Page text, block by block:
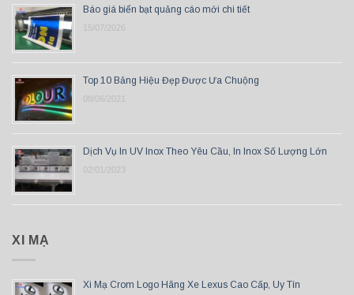
Báo giá biển bạt quảng cáo mới chi tiết
15/07/2026
Top 10 Bảng Hiệu Đẹp Được Ưa Chuộng
08/06/2021
Dịch Vụ In UV Inox Theo Yêu Cầu, In Inox Số Lượng Lớn
02/01/2023
XI MẠ
Xi Mạ Crom Logo Hãng Xe Lexus Cao Cấp, Uy Tín